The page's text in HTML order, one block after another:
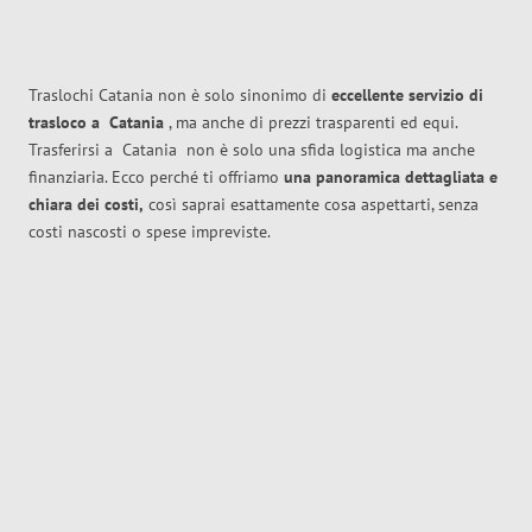
Traslochi Catania non è solo sinonimo di eccellente servizio di
trasloco a Catania , ma anche di prezzi trasparenti ed equi.
Trasferirsi a Catania non è solo una sfida logistica ma anche
finanziaria. Ecco perché ti offriamo una panoramica dettagliata e
chiara dei costi, così saprai esattamente cosa aspettarti, senza
costi nascosti o spese impreviste.